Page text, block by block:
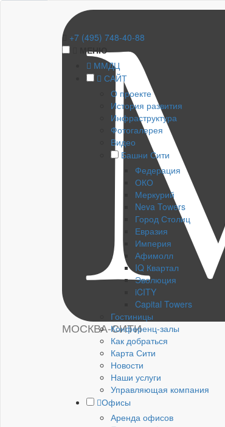
МОСКВА-СИТИ
+7 (495) 748-40-88
МЕНЮ
ММДЦ
САЙТ
О проекте
История развития
Инфраструктура
Фотогалерея
Видео
Башни Сити
Федерация
ОКО
Меркурий
Neva Towers
Город Столиц
Евразия
Империя
Афимолл
IQ Квартал
Эволюция
iCITY
Capital Towers
Гостиницы
Конференц-залы
Как добраться
Карта Сити
Новости
Наши услуги
Управляющая компания
Офисы
Аренда офисов